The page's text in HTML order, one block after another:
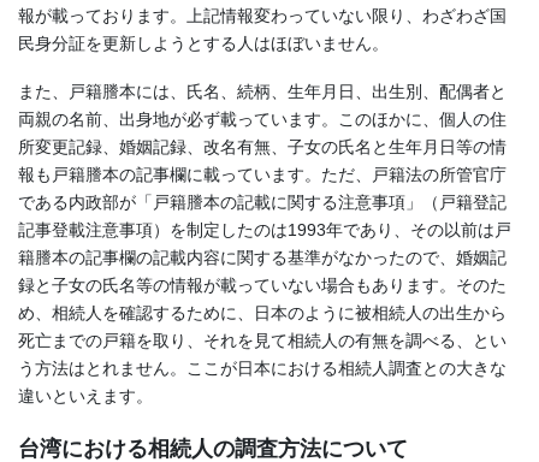
報が載っております。上記情報変わっていない限り、わざわざ国
民身分証を更新しようとする人はほぼいません。
また、戸籍謄本には、氏名、続柄、生年月日、出生別、配偶者と
両親の名前、出身地が必ず載っています。このほかに、個人の住
所変更記録、婚姻記録、改名有無、子女の氏名と生年月日等の情
報も戸籍謄本の記事欄に載っています。ただ、戸籍法の所管官庁
である内政部が「戸籍謄本の記載に関する注意事項」（戸籍登記
記事登載注意事項）を制定したのは1993年であり、その以前は戸
籍謄本の記事欄の記載内容に関する基準がなかったので、婚姻記
録と子女の氏名等の情報が載っていない場合もあります。そのた
め、相続人を確認するために、日本のように被相続人の出生から
死亡までの戸籍を取り、それを見て相続人の有無を調べる、とい
う方法はとれません。ここが日本における相続人調査との大きな
違いといえます。
台湾における相続人の調査方法について